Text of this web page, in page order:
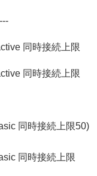
同時接続上限
同時接続上限
同時接続上限50)
同時接続上限